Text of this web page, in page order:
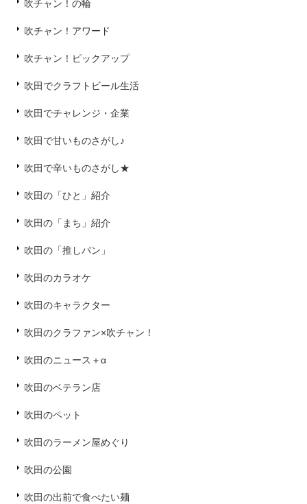
吹チャン！の輪
吹チャン！アワード
吹チャン！ピックアップ
吹田でクラフトビール生活
吹田でチャレンジ・企業
吹田で甘いものさがし♪
吹田で辛いものさがし★
吹田の「ひと」紹介
吹田の「まち」紹介
吹田の「推しパン」
吹田のカラオケ
吹田のキャラクター
吹田のクラファン×吹チャン！
吹田のニュース＋α
吹田のベテラン店
吹田のペット
吹田のラーメン屋めぐり
吹田の公園
吹田の出前で食べたい麺